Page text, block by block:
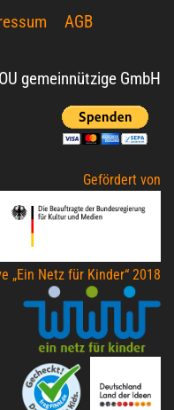
AGB
gemeinnützige GmbH
Gefördert von
„Ein Netz für Kinder“ 2018